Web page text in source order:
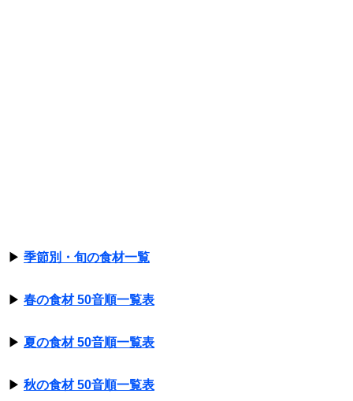
▶ 季節別・旬の食材一覧
▶ 春の食材 50音順一覧表
▶ 夏の食材 50音順一覧表
▶ 秋の食材 50音順一覧表